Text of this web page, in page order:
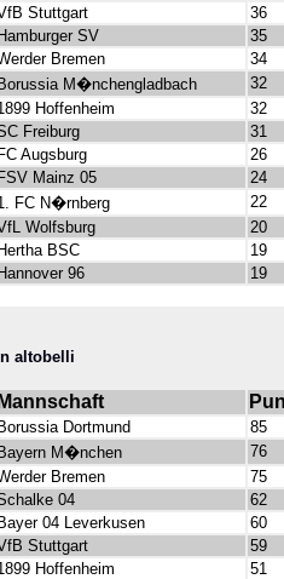
Stuttgart
36
SV
35
Bremen
34
M�nchengladbach
32
Hoffenheim
32
Freiburg
31
Augsburg
26
Mainz 05
24
FC N�rnberg
22
Wolfsburg
20
BSC
19
96
19
altobelli
Mannschaft
Borussia Dortmund
85
Bayern M�nchen
76
Bremen
75
04
62
Bayer 04 Leverkusen
60
Stuttgart
59
Hoffenheim 51